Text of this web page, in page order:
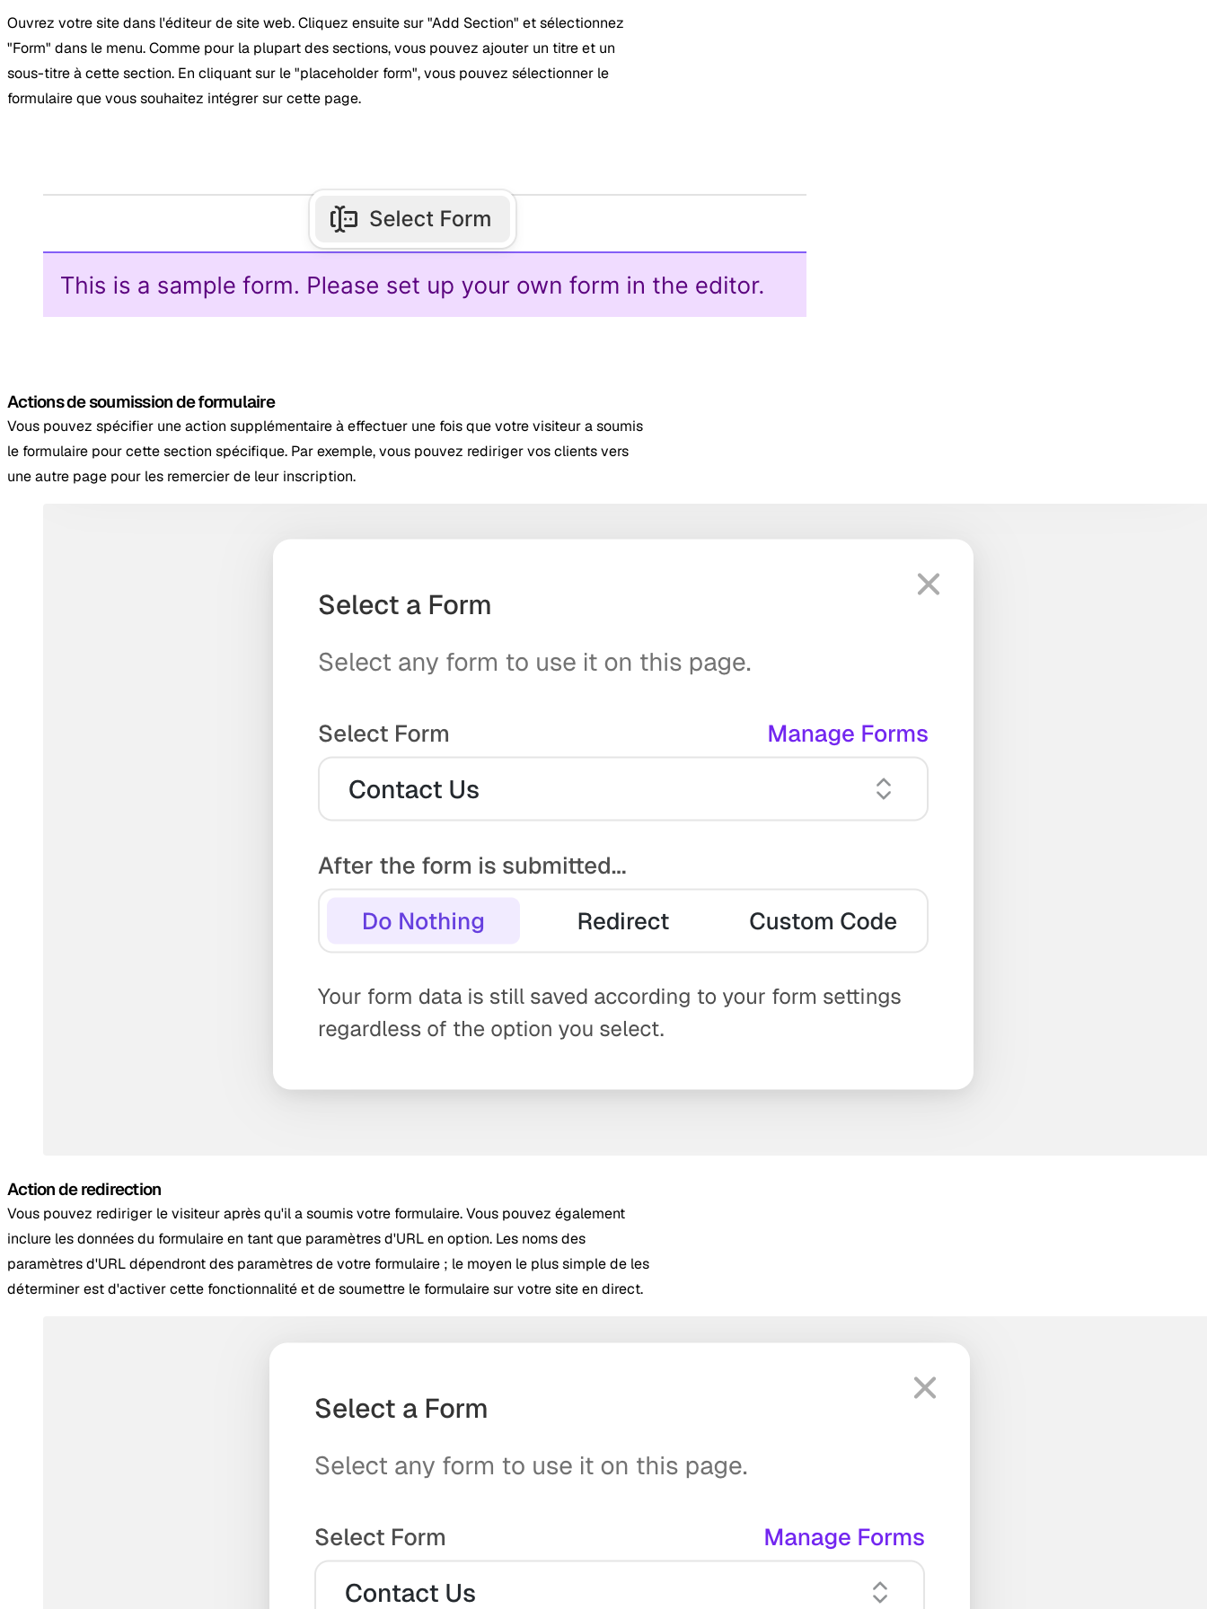
Ouvrez votre site dans l'éditeur de site web. Cliquez ensuite sur "Add Section" et sélectionnez
"Form" dans le menu. Comme pour la plupart des sections, vous pouvez ajouter un titre et un
sous-titre à cette section. En cliquant sur le "placeholder form", vous pouvez sélectionner le
formulaire que vous souhaitez intégrer sur cette page.
Actions de soumission de formulaire
Vous pouvez spécifier une action supplémentaire à effectuer une fois que votre visiteur a soumis
le formulaire pour cette section spécifique. Par exemple, vous pouvez rediriger vos clients vers
une autre page pour les remercier de leur inscription.
Action de redirection
Vous pouvez rediriger le visiteur après qu'il a soumis votre formulaire. Vous pouvez également
inclure les données du formulaire en tant que paramètres d'URL en option. Les noms des
paramètres d'URL dépendront des paramètres de votre formulaire ; le moyen le plus simple de les
déterminer est d'activer cette fonctionnalité et de soumettre le formulaire sur votre site en direct.